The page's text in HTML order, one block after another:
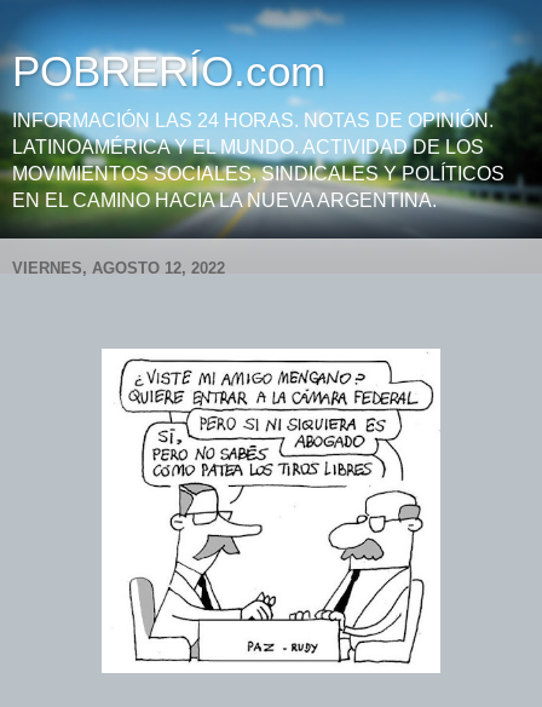
POBRERÍO.com
INFORMACIÓN LAS 24 HORAS. NOTAS DE OPINIÓN.
LATINOAMÉRICA Y EL MUNDO. ACTIVIDAD DE LOS
MOVIMIENTOS SOCIALES, SINDICALES Y POLÍTICOS
EN EL CAMINO HACIA LA NUEVA ARGENTINA.
VIERNES, AGOSTO 12, 2022